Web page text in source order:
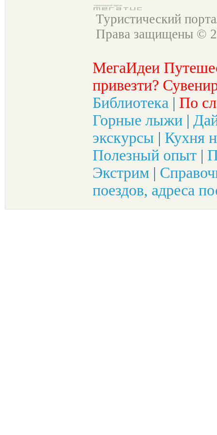
Туристический
Права защищены ©
МегаИдеи
привезти?
Библиотека | По
Горные лыжи |
экскурсы | Кухня
Полезный опыт |
Экстрим |
поездов, адреса